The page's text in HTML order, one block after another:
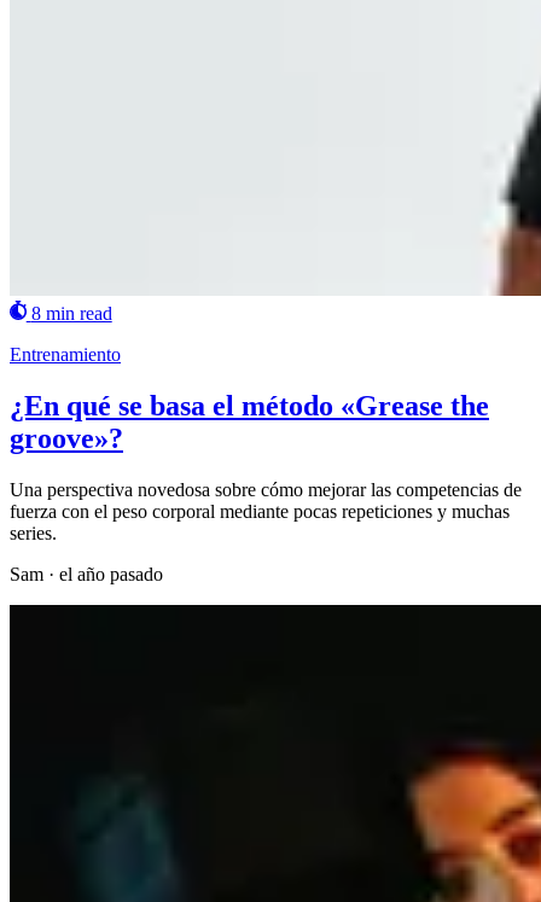
8 min read
Entrenamiento
¿En qué se basa el método «Grease the
groove»?
Una perspectiva novedosa sobre cómo mejorar las competencias de
fuerza con el peso corporal mediante pocas repeticiones y muchas
series.
Sam · el año pasado